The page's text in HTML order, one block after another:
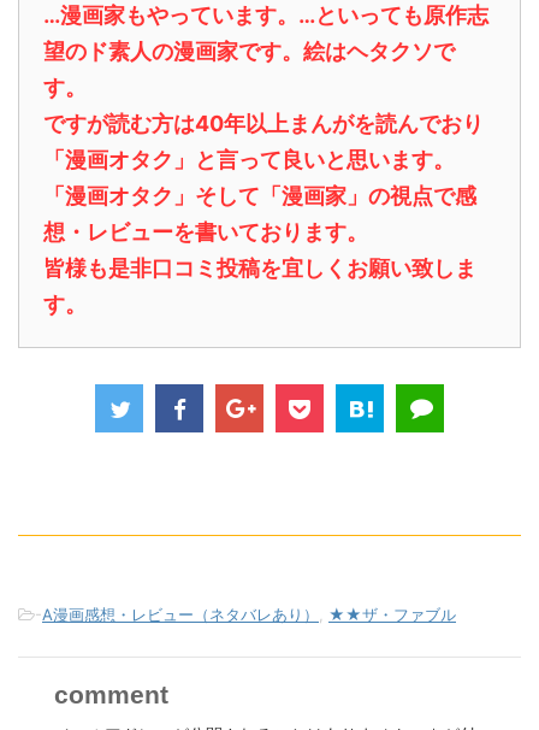
…漫画家もやっています。…といっても原作志
望のド素人の漫画家です。絵はヘタクソで
す。
ですが読む方は40年以上まんがを読んでおり
「漫画オタク」と言って良いと思います。
「漫画オタク」そして「漫画家」の視点で感
想・レビューを書いております。
皆様も是非口コミ投稿を宜しくお願い致しま
す。
-A漫画感想・レビュー（ネタバレあり） ★★ザ・ファブル
comment